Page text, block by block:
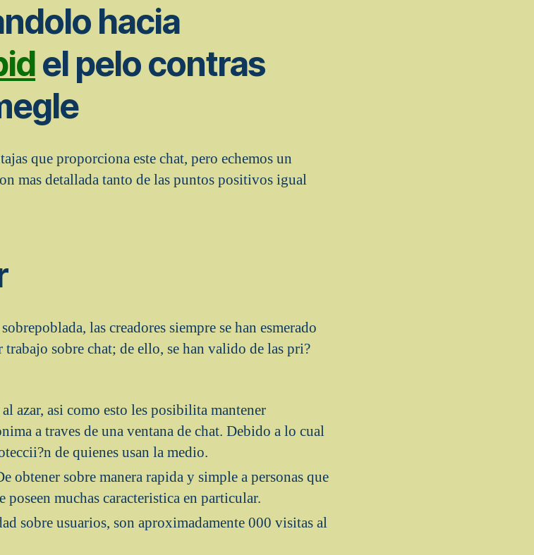
hacia
el pelo contras
que proporciona este chat, pero echemos un
mas detallada tanto de las puntos positivos igual
las creadores siempre se han esmerado
sobre chat; de ello, se han valido de las pri?
azar, asi­ como esto les posibilita mantener
a traves de una ventana de chat. Debido a lo cual
de quienes usan la medio.
obtener sobre manera rapida y simple a personas que
poseen muchas caracteristica en particular.
sobre usuarios, son aproximadamente 000 visitas al